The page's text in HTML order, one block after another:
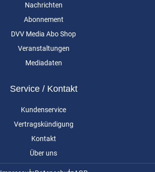
Nachrichten
Abonnement
DVV Media Abo Shop
Veranstaltungen
Mediadaten
Service / Kontakt
Kundenservice
Vertragskündigung
Kontakt
Über uns